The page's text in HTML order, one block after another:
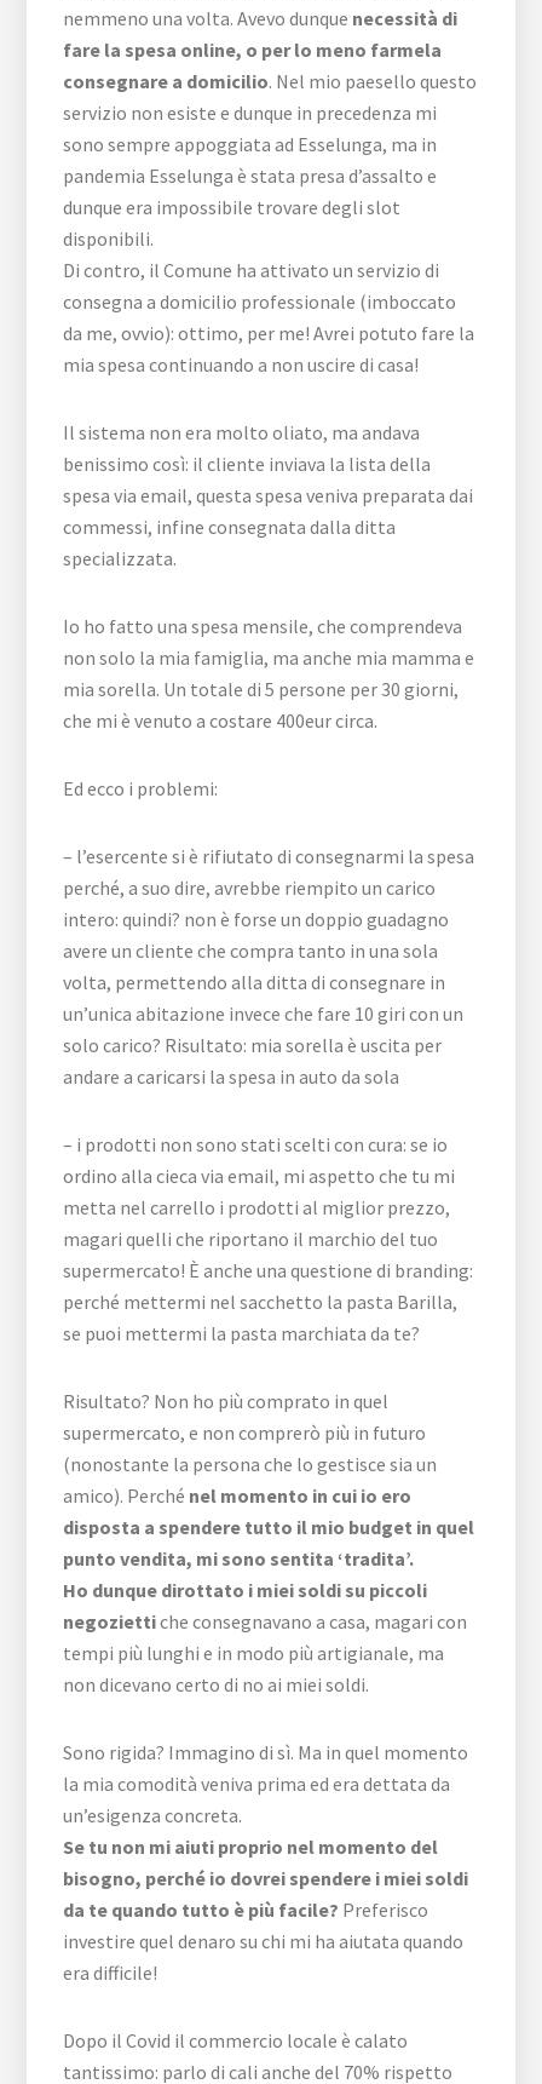
nemmeno una volta. Avevo dunque necessità di
fare la spesa online, o per lo meno farmela
consegnare a domicilio. Nel mio paesello questo
servizio non esiste e dunque in precedenza mi
sono sempre appoggiata ad Esselunga, ma in
pandemia Esselunga è stata presa d’assalto e
dunque era impossibile trovare degli slot
disponibili.
Di contro, il Comune ha attivato un servizio di
consegna a domicilio professionale (imboccato
da me, ovvio): ottimo, per me! Avrei potuto fare la
mia spesa continuando a non uscire di casa!
Il sistema non era molto oliato, ma andava
benissimo così: il cliente inviava la lista della
spesa via email, questa spesa veniva preparata dai
commessi, infine consegnata dalla ditta
specializzata.
Io ho fatto una spesa mensile, che comprendeva
non solo la mia famiglia, ma anche mia mamma e
mia sorella. Un totale di 5 persone per 30 giorni,
che mi è venuto a costare 400eur circa.
Ed ecco i problemi:
– l’esercente si è rifiutato di consegnarmi la spesa
perché, a suo dire, avrebbe riempito un carico
intero: quindi? non è forse un doppio guadagno
avere un cliente che compra tanto in una sola
volta, permettendo alla ditta di consegnare in
un’unica abitazione invece che fare 10 giri con un
solo carico? Risultato: mia sorella è uscita per
andare a caricarsi la spesa in auto da sola
– i prodotti non sono stati scelti con cura: se io
ordino alla cieca via email, mi aspetto che tu mi
metta nel carrello i prodotti al miglior prezzo,
magari quelli che riportano il marchio del tuo
supermercato! È anche una questione di branding:
perché mettermi nel sacchetto la pasta Barilla,
se puoi mettermi la pasta marchiata da te?
Risultato? Non ho più comprato in quel
supermercato, e non comprerò più in futuro
(nonostante la persona che lo gestisce sia un
amico). Perché nel momento in cui io ero
disposta a spendere tutto il mio budget in quel
punto vendita, mi sono sentita ‘tradita’.
Ho dunque dirottato i miei soldi su piccoli
negoziettiche consegnavano a casa, magari con
tempi più lunghi e in modo più artigianale, ma
non dicevano certo di no ai miei soldi.
Sono rigida? Immagino di sì. Ma in quel momento
la mia comodità veniva prima ed era dettata da
un’esigenza concreta.
Se tu non mi aiuti proprio nel momento del
bisogno, perché io dovrei spendere i miei soldi
da te quando tutto è più facile? Preferisco
investire quel denaro su chi mi ha aiutata quando
era difficile!
Dopo il Covid il commercio locale è calato
tantissimo: parlo di cali anche del 70% rispetto